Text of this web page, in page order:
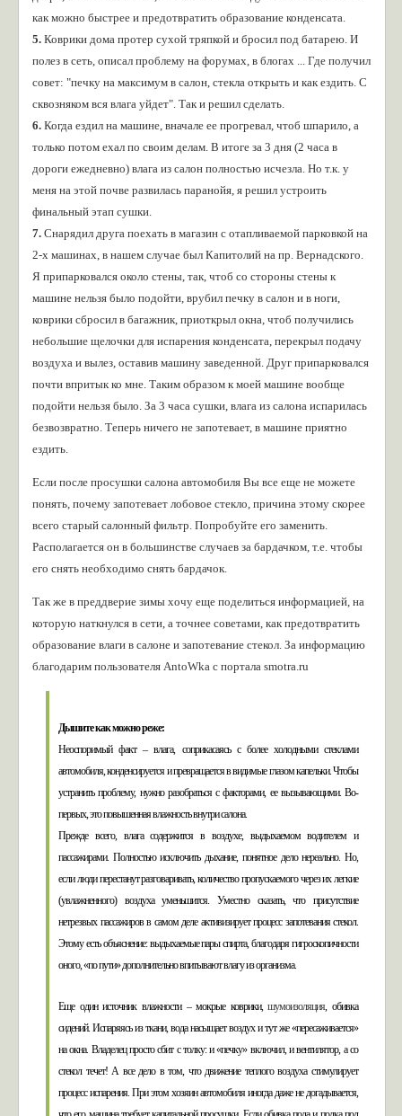
как можно быстрее и предотвратить образование конденсата.
5. Коврики дома протер сухой тряпкой и бросил под батарею. И
полез в сеть, описал проблему на форумах, в блогах ... Где получил
совет: "печку на максимум в салон, стекла открыть и как ездить. С
сквозняком вся влага уйдет". Так и решил сделать.
6. Когда ездил на машине, вначале ее прогревал, чтоб шпарило, а
только потом ехал по своим делам. В итоге за 3 дня (2 часа в
дороги ежедневно) влага из салон полностью исчезла. Но т.к. у
меня на этой почве развилась паранойя, я решил устроить
финальный этап сушки.
7. Снарядил друга поехать в магазин с отапливаемой парковкой на
2-х машинах, в нашем случае был Капитолий на пр. Вернадского.
Я припарковался около стены, так, чтоб со стороны стены к
машине нельзя было подойти, врубил печку в салон и в ноги,
коврики сбросил в багажник, приоткрыл окна, чтоб получились
небольшие щелочки для испарения конденсата, перекрыл подачу
воздуха и вылез, оставив машину заведенной. Друг припарковался
почти впритык ко мне. Таким образом к моей машине вообще
подойти нельзя было. За 3 часа сушки, влага из салона испарилась
безвозвратно. Теперь ничего не запотевает, в машине приятно
ездить.
Если после просушки салона автомобиля Вы все еще не можете
понять, почему запотевает лобовое стекло, причина этому скорее
всего старый салонный фильтр. Попробуйте его заменить.
Располагается он в большинстве случаев за бардачком, т.е. чтобы
его снять необходимо снять бардачок.
Так же в преддверие зимы хочу еще поделиться информацией, на
которую наткнулся в сети, а точнее советами, как предотвратить
образование влаги в салоне и запотевание стекол. За информацию
благодарим пользователя AntoWka с портала smotra.ru
Дышите как можно реже:
Неоспоримый факт – влага, соприкасаясь с более холодными стеклами
автомобиля, конденсируется и превращается в видимые глазом капельки. Чтобы
устранить проблему, нужно разобраться с факторами, ее вызывающими. Во-
первых, это повышенная влажность внутри салона.
Прежде всего, влага содержится в воздухе, выдыхаемом водителем и
пассажирами. Полностью исключить дыхание, понятное дело нереально. Но,
если люди перестанут разговаривать, количество пропускаемого через их легкие
(увлажненного) воздуха уменьшится. Уместно сказать, что присутствие
нетрезвых пассажиров в самом деле активизирует процесс запотевания стекол.
Этому есть объяснение: выдыхаемые пары спирта, благодаря гигроскопичности
оного, «по пути» дополнительно впитывают влагу из организма.
Еще один источник влажности – мокрые коврики,шумоизоляция, обивка
сидений. Испаряясь из ткани, вода насыщает воздух и тут же «пересаживается»
на окна. Владелец просто сбит с толку: и «печку» включил, и вентилятор, а со
стекол течет! А все дело в том, что движение теплого воздуха стимулирует
процесс испарения. При этом хозяин автомобиля иногда даже не догадывается,